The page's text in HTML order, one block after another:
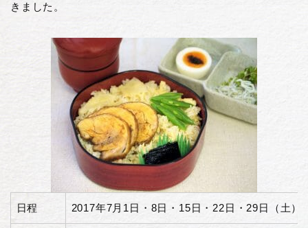
きました。
日程 2017年7月1日・8日・15日・22日・29日（土